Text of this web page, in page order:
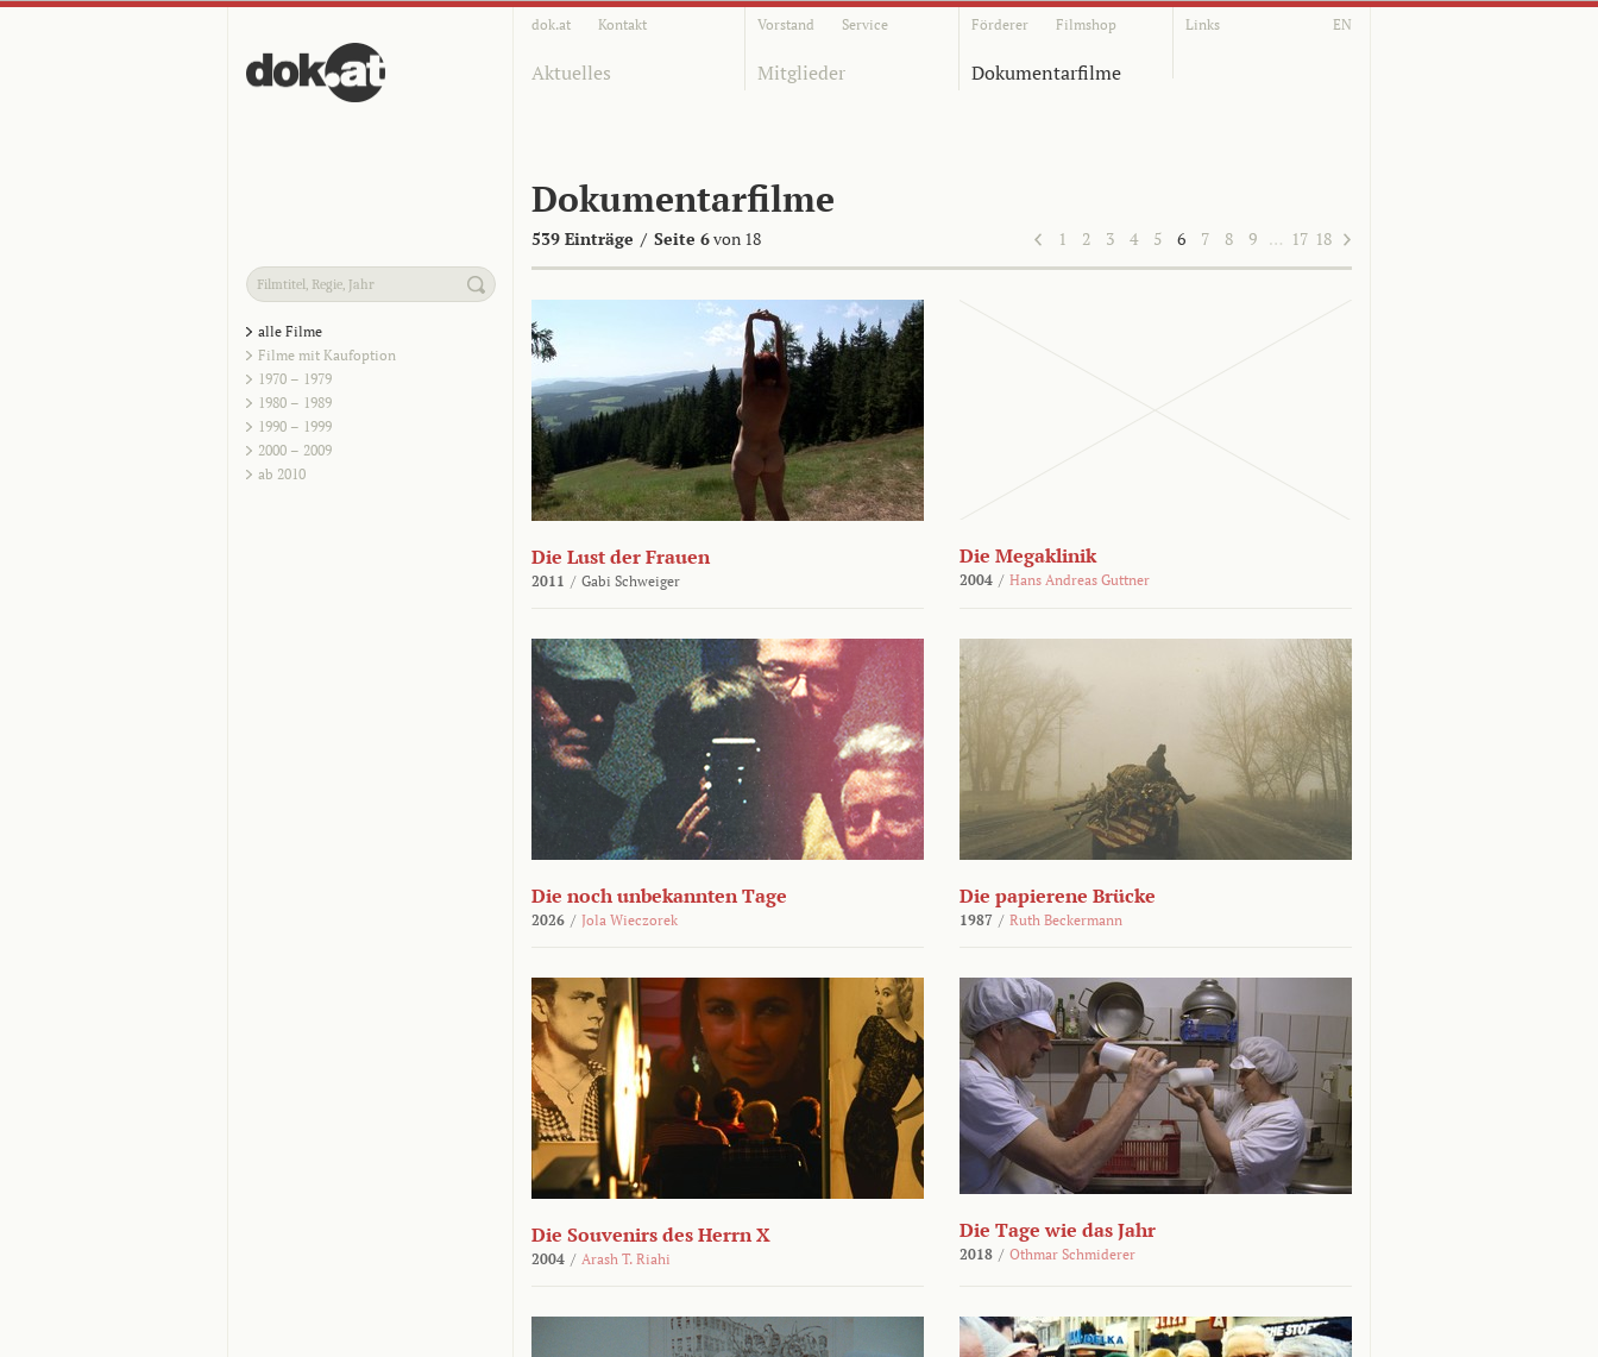
dok.at Kontakt Vorstand Service Förderer Filmshop Links EN
Aktuelles Mitglieder Dokumentarfilme
Dokumentarfilme
539 Einträge / Seite 6von 18 1 2 3 4 5 6 7 8 9 … 17 18
alle Filme
Filme mit Kaufoption
1970 – 1979
1980 – 1989
1990 – 1999
2000 – 2009
ab 2010
Die Lust der Frauen
2011 / Gabi Schweiger
Die Megaklinik
2004 / Hans Andreas Guttner
Die noch unbekannten Tage
2026 / Jola Wieczorek
Die papierene Brücke
1987 / Ruth Beckermann
Die Souvenirs des Herrn X
2004 / Arash T. Riahi
Die Tage wie das Jahr
2018 / Othmar Schmiderer